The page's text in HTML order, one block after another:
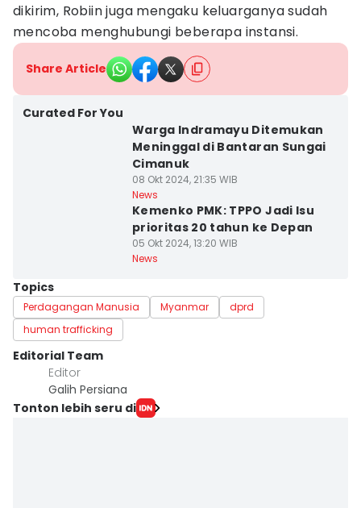
dikirim, Robiin juga mengaku keluarganya sudah
mencoba menghubungi beberapa instansi.
Share Article
Curated For You
Warga Indramayu Ditemukan
Meninggal di Bantaran Sungai
Cimanuk
08 Okt 2024, 21:35 WIB
News
Kemenko PMK: TPPO Jadi Isu
prioritas 20 tahun ke Depan
05 Okt 2024, 13:20 WIB
News
Topics
Perdagangan Manusia Myanmar
dprd
human trafficking
Editorial Team
Editor
Galih Persiana
Tonton lebih seru di